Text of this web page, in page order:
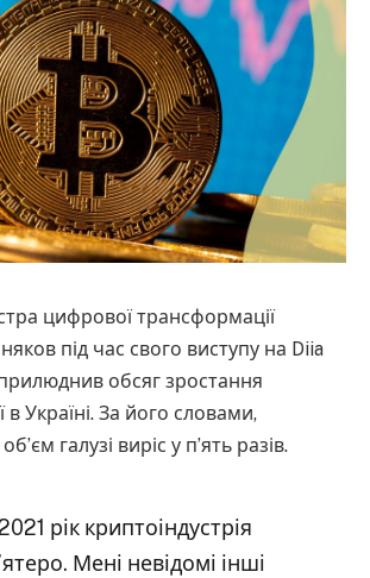
цифрової трансформації
під час свого виступу на Diia
обсяг зростання
в Україні. За його словами,
галузі виріс у п’ять разів.
рік криптоіндустрія
Мені невідомі інші